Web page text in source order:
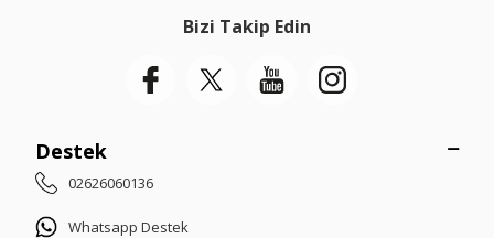
Bizi Takip Edin
Destek
02626060136
Whatsapp Destek